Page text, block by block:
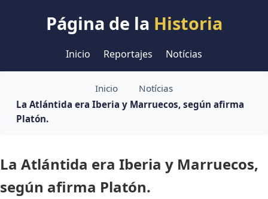
Página de la Historia
Inicio Reportajes Notícias
Inicio
Notícias
La Atlántida era Iberia y Marruecos, según afirma
Platón.
La Atlántida era Iberia y Marruecos,
según afirma Platón.